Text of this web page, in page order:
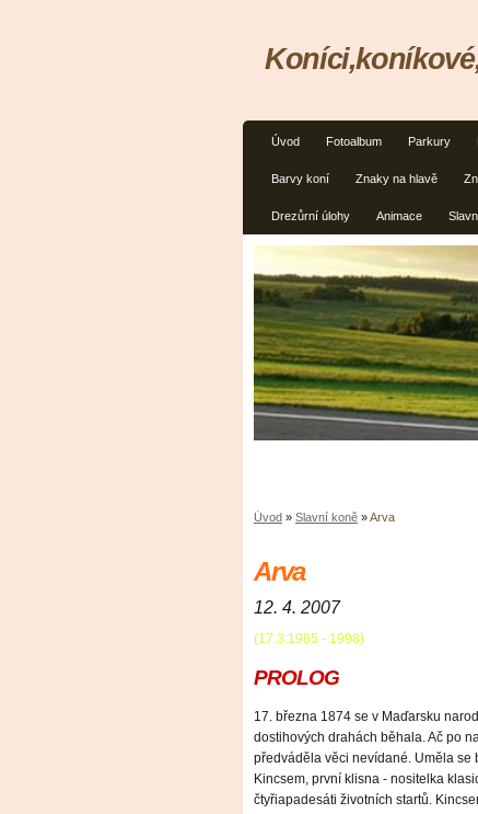
Úvod Fotoalbum Parkury
Barvy koní Znaky na hlavě
Drezůrní úlohy Animace
Úvod » Slavní koně »Arva
Arva
12. 4. 2007
(17.3.1985 - 1998)
PROLOG
17. března 1874 se v Maďarsku
dostihových drahách běhala. Ač po
předváděla věci nevídané. Uměla se
Kincsem, první klisna - nositelka
čtyřiapadesáti životních startů.